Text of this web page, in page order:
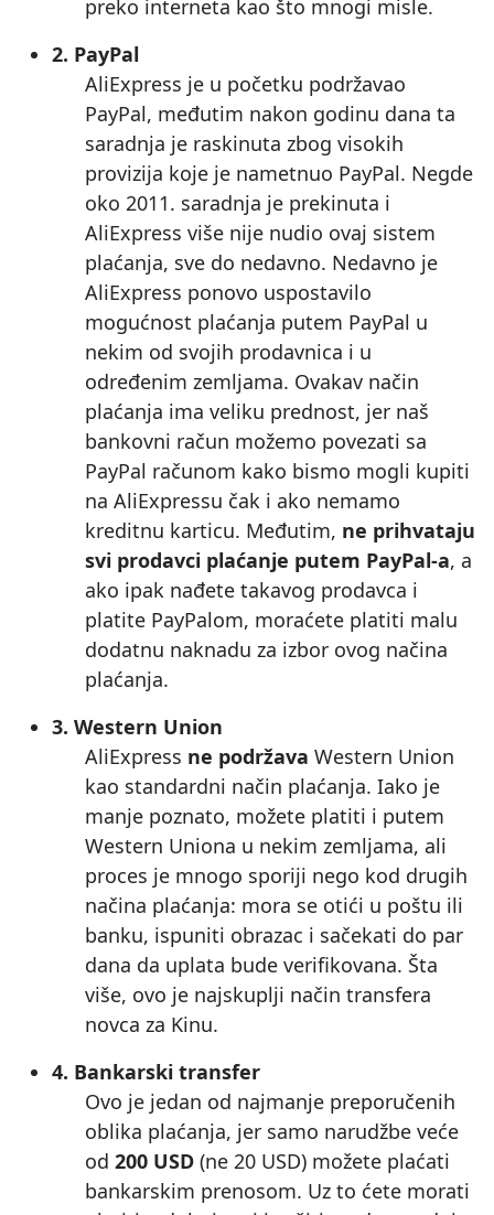
preko interneta kao što mnogi misle.
2. PayPal
AliExpress je u početku podržavao
PayPal, međutim nakon godinu dana ta
saradnja je raskinuta zbog visokih
provizija koje je nametnuo PayPal. Negde
oko 2011. saradnja je prekinuta i
AliExpress više nije nudio ovaj sistem
plaćanja, sve do nedavno. Nedavno je
AliExpress ponovo uspostavilo
mogućnost plaćanja putem PayPal u
nekim od svojih prodavnica i u
određenim zemljama. Ovakav način
plaćanja ima veliku prednost, jer naš
bankovni račun možemo povezati sa
PayPal računom kako bismo mogli kupiti
na AliExpressu čak i ako nemamo
kreditnu karticu. Međutim, ne prihvataju
svi prodavci plaćanje putem PayPal‑a, a
ako ipak nađete takavog prodavca i
platite PayPalom, moraćete platiti malu
dodatnu naknadu za izbor ovog načina
plaćanja.
3. Western Union
AliExpress ne podržava Western Union
kao standardni način plaćanja. Iako je
manje poznato, možete platiti i putem
Western Uniona u nekim zemljama, ali
proces je mnogo sporiji nego kod drugih
načina plaćanja: mora se otići u poštu ili
banku, ispuniti obrazac i sačekati do par
dana da uplata bude verifikovana. Šta
više, ovo je najskuplji način transfera
novca za Kinu.
4. Bankarski transfer
Ovo je jedan od najmanje preporučenih
oblika plaćanja, jer samo narudžbe veće
od 200 USD (ne 20 USD) možete plaćati
bankarskim prenosom. Uz to ćete morati